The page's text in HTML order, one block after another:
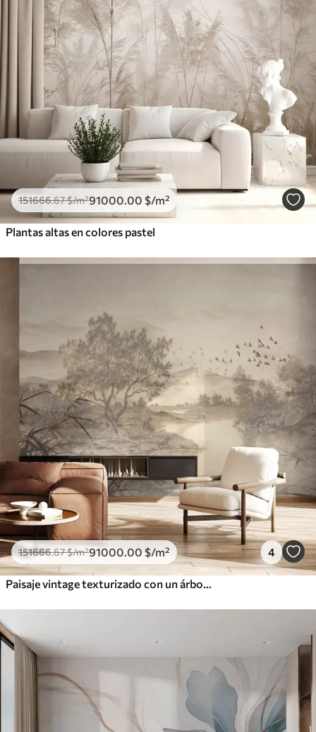
151666.67$/m²91000 .00 $/m²
Plantas altas en colores pastel
151666.67$/m²91000 .00 $/m² 4